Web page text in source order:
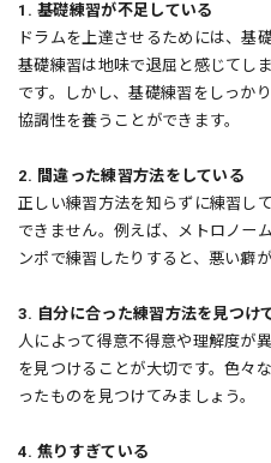
1. 基礎練習が不足している
ドラムを上達させるためには、基
基礎練習は地味で退屈と感じてし
です。しかし、基礎練習をしっか
協調性を養うことができます。
2. 間違った練習方法をしている
正しい練習方法を知らずに練習し
できません。例えば、メトロノー
ンポで練習したりすると、悪い癖
3. 自分に合った練習方法を見つけ
人によって得意不得意や理解度が
を見つけることが大切です。色々
ったものを見つけてみましょう。
4. 焦りすぎている